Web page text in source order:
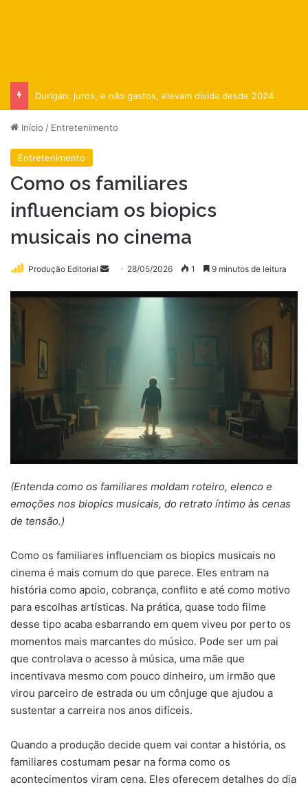
Durigan: juros, e não gastos, elevam dívida desde 2024
Início / Entretenimento
Entretenimento
Como os familiares
influenciam os biopics
musicais no cinema
Produção Editorial
Mande
e-
28/05/2026 1 9 minutos de leitura
(Entenda como os familiares moldam roteiro, elenco e
emoções nos biopics musicais, do retrato íntimo às cenas
de tensão.)
Como os familiares influenciam os biopics musicais no
cinema é mais comum do que parece. Eles entram na
história como apoio, cobrança, conflito e até como motivo
para escolhas artísticas. Na prática, quase todo filme
desse tipo acaba esbarrando em quem viveu por perto os
momentos mais marcantes do músico. Pode ser um pai
que controlava o acesso à música, uma mãe que
incentivava mesmo com pouco dinheiro, um irmão que
virou parceiro de estrada ou um cônjuge que ajudou a
sustentar a carreira nos anos difíceis.
Quando a produção decide quem vai contar a história, os
familiares costumam pesar na forma como os
acontecimentos viram cena. Eles oferecem detalhes do dia